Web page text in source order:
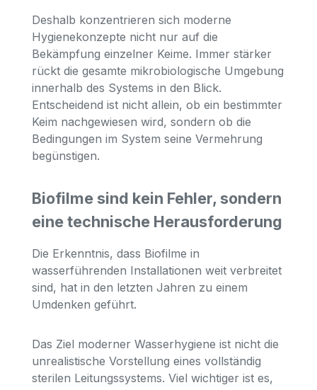
Deshalb konzentrieren sich moderne
Hygienekonzepte nicht nur auf die
Bekämpfung einzelner Keime. Immer stärker
rückt die gesamte mikrobiologische Umgebung
innerhalb des Systems in den Blick.
Entscheidend ist nicht allein, ob ein bestimmter
Keim nachgewiesen wird, sondern ob die
Bedingungen im System seine Vermehrung
begünstigen.
Biofilme sind kein Fehler, sondern
eine technische Herausforderung
Die Erkenntnis, dass Biofilme in
wasserführenden Installationen weit verbreitet
sind, hat in den letzten Jahren zu einem
Umdenken geführt.
Das Ziel moderner Wasserhygiene ist nicht die
unrealistische Vorstellung eines vollständig
sterilen Leitungssystems. Viel wichtiger ist es,